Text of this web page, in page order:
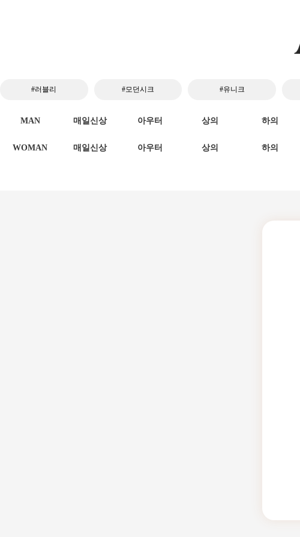
#러블리 #모던시크 #유니크
MAN 매일신상 아우터 상의 하의
WOMAN 매일신상 아우터 상의 하의